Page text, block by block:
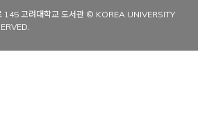
145 고려대학교 도서관 © KOREA UNIVERSITY